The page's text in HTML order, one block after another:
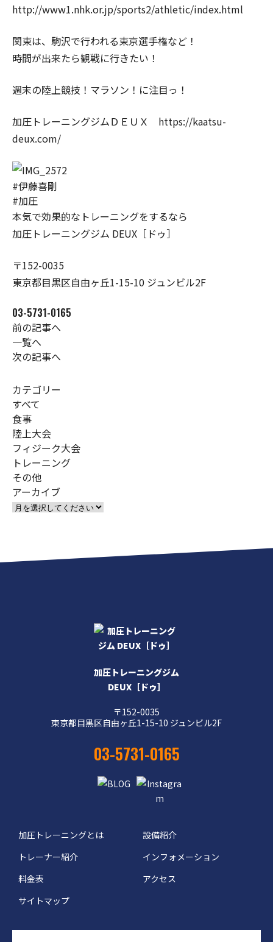
http://www1.nhk.or.jp/sports2/athletic/index.html
関東は、駒沢で行われる東京選手権など！
時間が出来たら観戦に行きたい！
週末の陸上競技！マラソン！に注目っ！
加圧トレーニングジムＤＥＵＸ https://kaatsu-
deux.com/
#伊藤喜剛
#加圧
本気で効果的なトレーニングをするなら
加圧トレーニングジム DEUX［ドゥ］
〒152-0035
東京都目黒区自由ヶ丘1-15-10 ジュンビル2F
03-5731-0165
前の記事へ
一覧へ
次の記事へ
カテゴリー
すべて
食事
陸上大会
フィジーク大会
トレーニング
その他
アーカイブ
加圧トレーニングジム
DEUX［ドゥ］
〒152-0035
東京都目黒区自由ヶ丘1-15-10 ジュンビル2F
03-5731-0165
加圧トレーニングとは
設備紹介
トレーナー紹介
インフォメーション
料金表
アクセス
サイトマップ